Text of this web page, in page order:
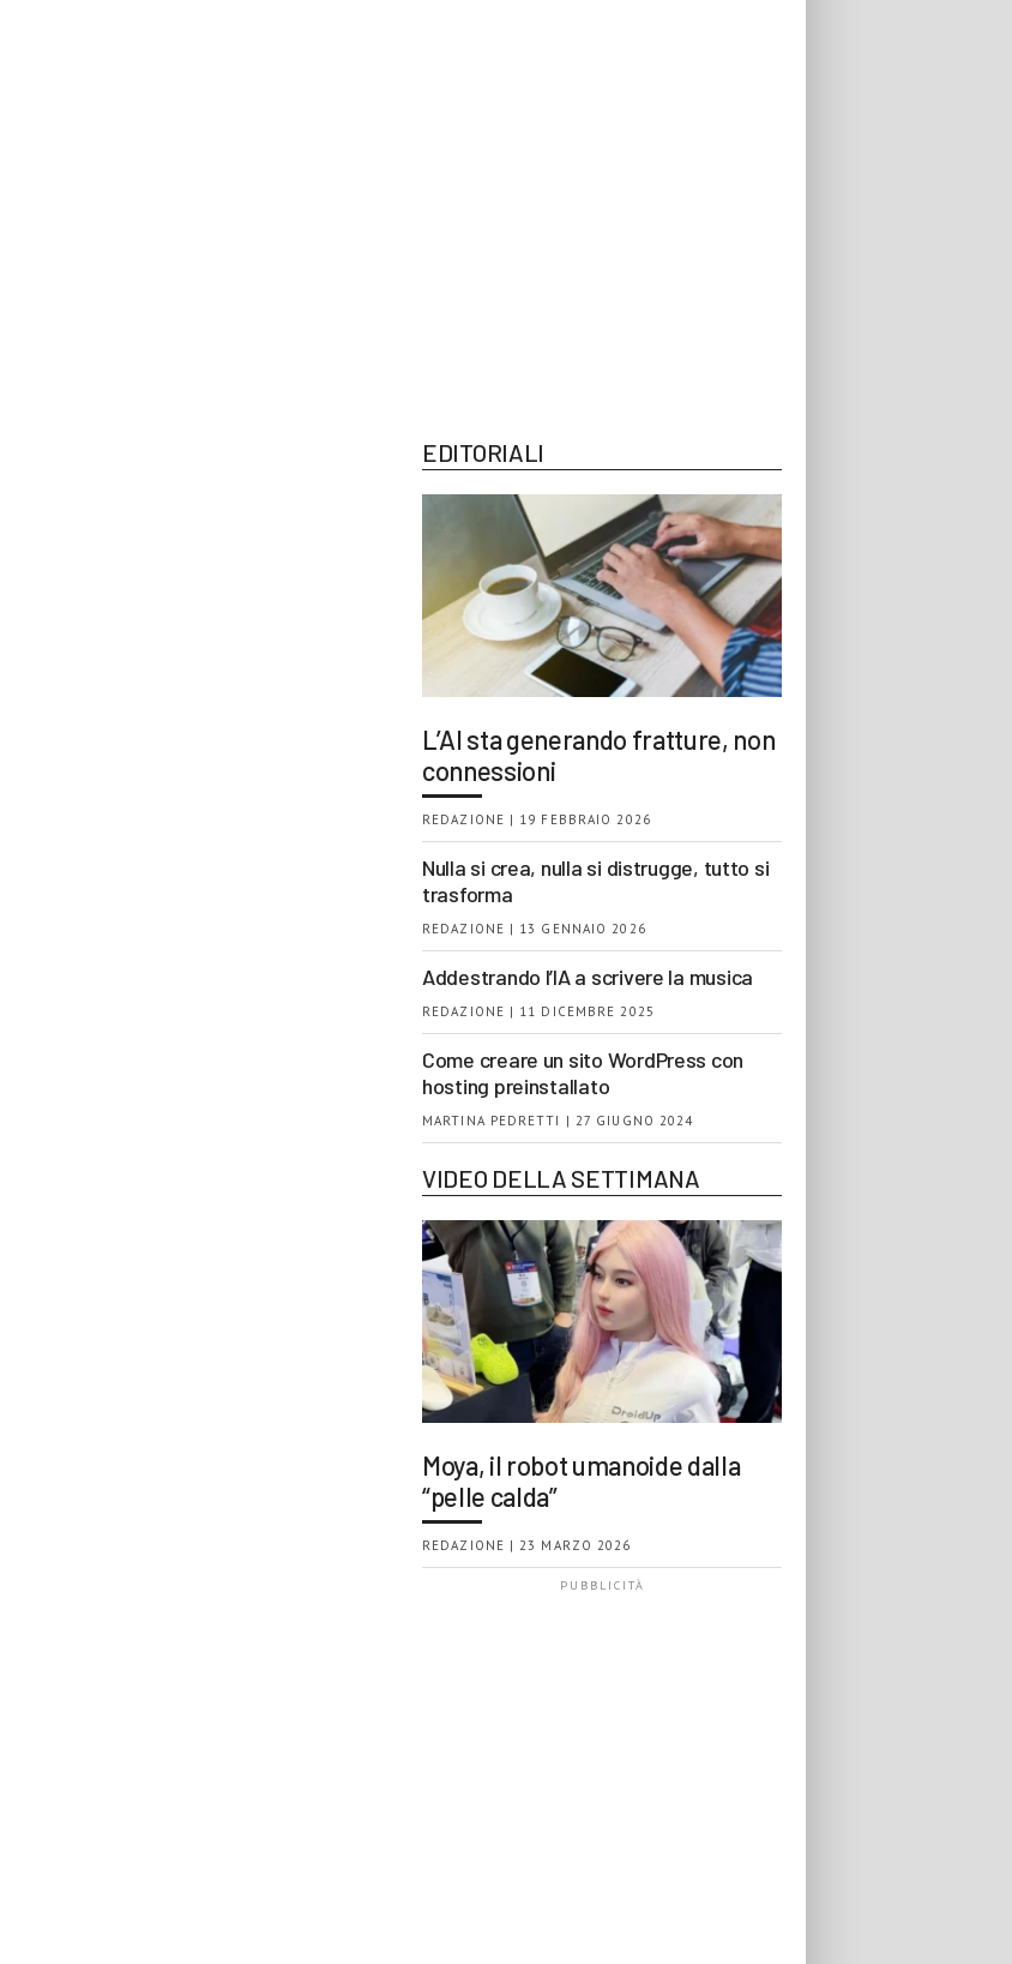
EDITORIALI
L’AI sta generando fratture, non
connessioni
REDAZIONE | 19 FEBBRAIO 2026
Nulla si crea, nulla si distrugge, tutto si
trasforma
REDAZIONE | 13 GENNAIO 2026
Addestrando l’IA a scrivere la musica
REDAZIONE | 11 DICEMBRE 2025
Come creare un sito WordPress con
hosting preinstallato
MARTINA PEDRETTI | 27 GIUGNO 2024
VIDEO DELLA SETTIMANA
Moya, il robot umanoide dalla
“pelle calda”
REDAZIONE | 23 MARZO 2026